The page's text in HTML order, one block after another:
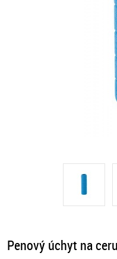
Penový úchyt na